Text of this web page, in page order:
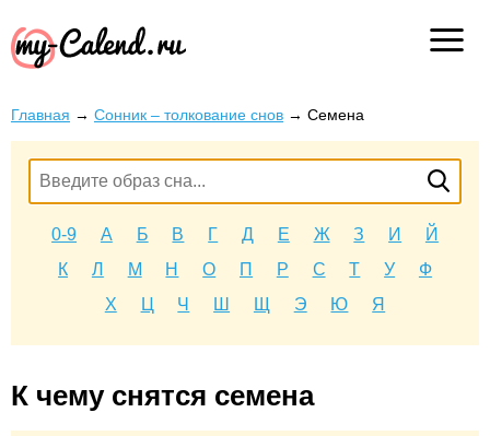
Главная → Сонник – толкование снов → Семена
0-9 А Б В Г Д Е Ж З И
Й
К
Л М Н О П Р С Т У
Ф
Х
Ц Ч Ш Щ Э Ю Я
К чему снятся семена